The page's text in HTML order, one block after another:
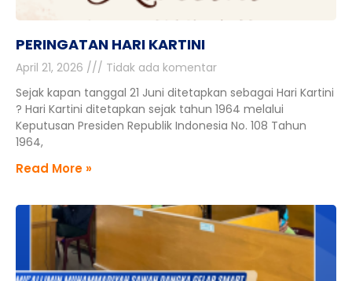
PERINGATAN HARI KARTINI
April 21, 2026
Tidak ada komentar
Sejak kapan tanggal 21 Juni ditetapkan sebagai Hari Kartini
? Hari Kartini ditetapkan sejak tahun 1964 melalui
Keputusan Presiden Republik Indonesia No. 108 Tahun
1964,
Read More »